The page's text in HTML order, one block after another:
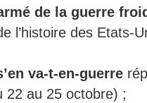
de la guerre
l’histoire des Etats-
va-t-en-guerre
22 au 25 octobre) ;